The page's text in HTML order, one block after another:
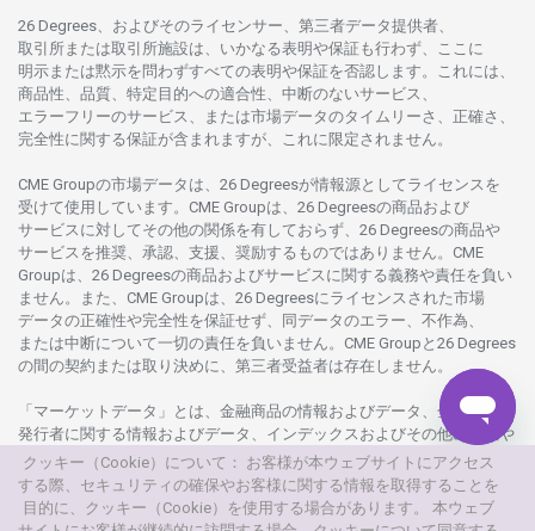
26 Degrees、 およびそのライセンサー、 第三者データ提供者、
取引所または取引所施設は、いかなる表明や保証も行わず、
ここに
明示または黙示を問わずすべての表明や保証を否認し ます。
これには、
商品性、品質、 特定目的への適合性、 中断のないサービス、
エラーフリーのサービス、 または市場データのタイムリーさ、正確さ、
完全性に関する保証が含まれますが、これに限定さ れません。
CME Groupの市場データは、26 Degreesが情報源としてライセンスを
受けて使用しています。 CME Groupは、26 Degreesの商品および
サービスに対してその他の関係を有しておらず、26 Degreesの商品や
サービスを推奨、承認、支援、 奨励するものではありません。 CME
Groupは、26 Degreesの商品およびサービスに関する義務や責任を負い
ません。また、CME Groupは、26 Degreesに ライセンスさ れた市場
データの正確性や完全性を保証せず、 同データのエラー、不作為、
または中断について一切の責任を負いません。 CME Groupと26 Degrees
の間の契約または取り 決めに、 第三者受益者は存在し ません。
「マーケットデータ」とは、 金融商品の情報およびデータ、 金融商品の
発行者に関する情報およびデータ、 インデックスおよびその他の
情報や
データを
指し、26 Degreesまたは26 Degreesグループ 会社が提供する
製品や サービスの 一部として、更新頻度を問わ ず提供さ れるものを
意味します。
クッキー（Cookie）について： お客様が本ウェブサイトにアクセス
する際、セキュリティの確保やお客様に関する情報を取得することを
目的に、クッキー（Cookie）を使用する場合があります。 本ウェブ